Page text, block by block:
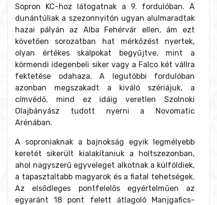
Sopron KC-hoz látogatnak a 9. fordulóban. A
dunántúliak a szezonnyitón ugyan alulmaradtak
hazai pályán az Alba Fehérvár ellen, ám ezt
követően sorozatban hat mérkőzést nyertek,
olyan értékes skalpokat begyűjtve, mint a
körmendi idegenbeli siker vagy a Falco két vállra
fektetése odahaza. A legutóbbi fordulóban
azonban megszakadt a kiváló szériájuk, a
címvédő, mind ez idáig veretlen Szolnoki
Olajbányász tudott nyerni a Novomatic
Arénában.
A soproniaknak a bajnokság egyik legmélyebb
keretét sikerült kialakítaniuk a holtszezonban,
ahol nagyszerű egyveleget alkotnak a külföldiek,
a tapasztaltabb magyarok és a fiatal tehetségek.
Az elsődleges pontfelelős egyértelműen az
egyaránt 18 pont felett átlagoló Manjgafics-